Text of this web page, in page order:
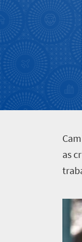
ar
livre
Cidade
agitada
Cultura
vibrante
Vida
na
cidade
grande
Charme
de
cidadezinha
viagem
Entre
em
contato
C
as